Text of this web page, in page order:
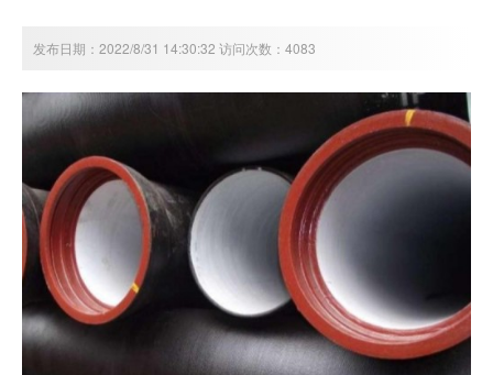
发布日期：2022/8/31 14:30:32 访问次数：4083